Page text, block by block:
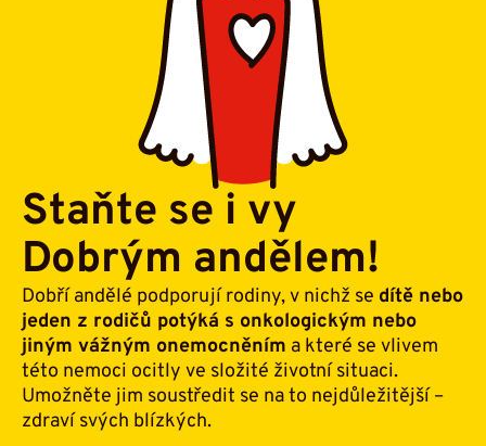
Staňte se i vy
Dobrým andělem!
Dobří andělé podporují rodiny, v nichž se dítě nebo
jeden z rodičů potýká s onkologickým nebo
jiným vážným onemocněním a které se vlivem
této nemoci ocitly ve složité životní situaci.
Umožněte jim soustředit se na to nejdůležitější –
zdraví svých blízkých.